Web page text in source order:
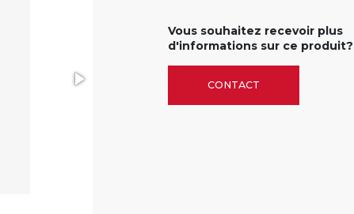
Vous souhaitez recevoir plus
d'informations sur ce produit?
CONTACT